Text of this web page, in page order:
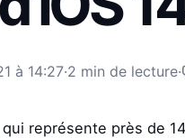
à 14:27·2 min de lecture·
représente près de